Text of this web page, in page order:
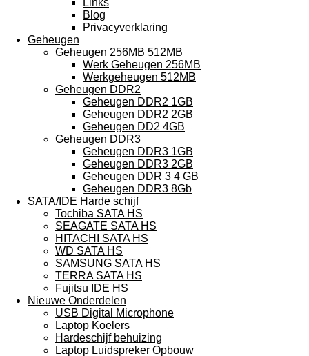
Links
Blog
Privacyverklaring
Geheugen
Geheugen 256MB 512MB
Werk Geheugen 256MB
Werkgeheugen 512MB
Geheugen DDR2
Geheugen DDR2 1GB
Geheugen DDR2 2GB
Geheugen DD2 4GB
Geheugen DDR3
Geheugen DDR3 1GB
Geheugen DDR3 2GB
Geheugen DDR 3 4 GB
Geheugen DDR3 8Gb
SATA/IDE Harde schijf
Tochiba SATA HS
SEAGATE SATA HS
HITACHI SATA HS
WD SATA HS
SAMSUNG SATA HS
TERRA SATA HS
Fujitsu IDE HS
Nieuwe Onderdelen
USB Digital Microphone
Laptop Koelers
Hardeschijf behuizing
Laptop Luidspreker Opbouw